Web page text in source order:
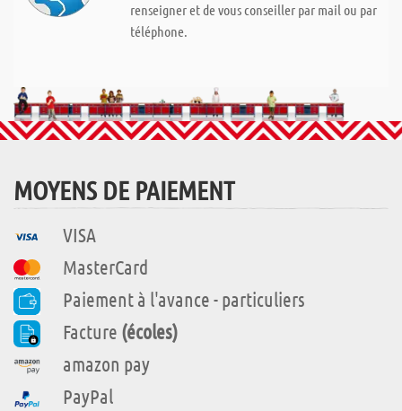
renseigner et de vous conseiller par mail ou par
téléphone.
MOYENS DE PAIEMENT
VISA
MasterCard
Paiement à l'avance - particuliers
Facture (écoles)
amazon pay
PayPal